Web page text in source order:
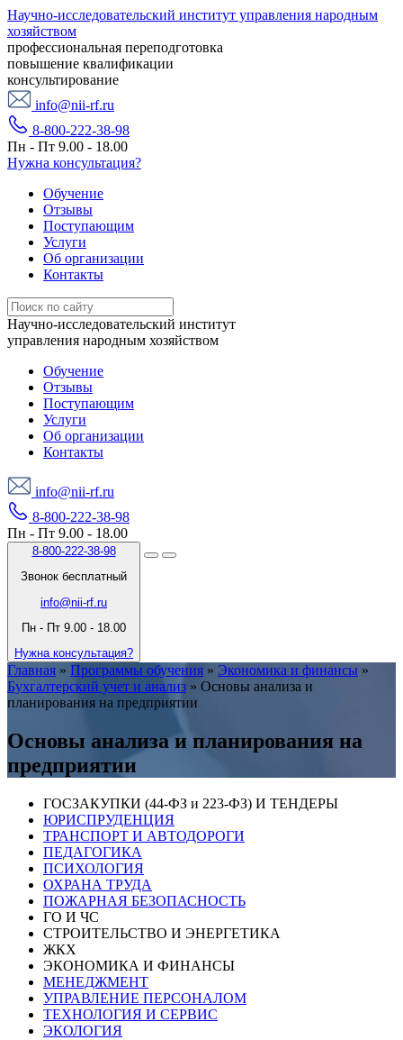
Научно-исследовательский институт управления народным
хозяйством
профессиональная переподготовка
повышение квалификации
консультирование
info@nii-rf.ru
8-800-222-38-98
Пн - Пт 9.00 - 18.00
Нужна консультация?
Обучение
Отзывы
Поступающим
Услуги
Об организации
Контакты
Научно-исследовательский институт
управления народным хозяйством
Обучение
Отзывы
Поступающим
Услуги
Об организации
Контакты
info@nii-rf.ru
8-800-222-38-98
Пн - Пт 9.00 - 18.00
8-800-222-38-98
Звонок бесплатный
info@nii-rf.ru
Пн - Пт 9.00 - 18.00
Нужна консультация?
Главная » Программы обучения » Экономика и финансы »
Бухгалтерский учет и анализ » Основы анализа и
планирования на предприятии
Основы анализа и планирования на
предприятии
ГОСЗАКУПКИ (44-ФЗ и 223-ФЗ) И ТЕНДЕРЫ
ЮРИСПРУДЕНЦИЯ
ТРАНСПОРТ И АВТОДОРОГИ
ПЕДАГОГИКА
ПСИХОЛОГИЯ
ОХРАНА ТРУДА
ПОЖАРНАЯ БЕЗОПАСНОСТЬ
ГО И ЧС
СТРОИТЕЛЬСТВО И ЭНЕРГЕТИКА
ЖКХ
ЭКОНОМИКА И ФИНАНСЫ
МЕНЕДЖМЕНТ
УПРАВЛЕНИЕ ПЕРСОНАЛОМ
ТЕХНОЛОГИЯ И СЕРВИС
ЭКОЛОГИЯ